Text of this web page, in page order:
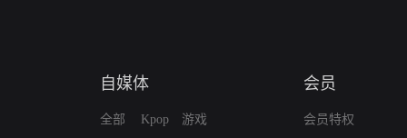
自媒体
全部
Kpop
游戏
会员
会员特权